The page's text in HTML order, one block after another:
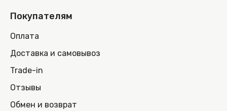
Покупателям
Оплата
Доставка и самовывоз
Trade-in
Отзывы
Обмен и возврат